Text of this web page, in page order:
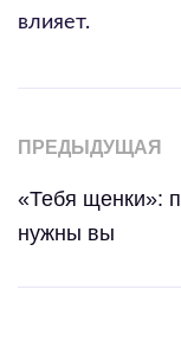
влияет.
ПРЕДЫДУЩАЯ
«Тебя щенки»:
нужны вы